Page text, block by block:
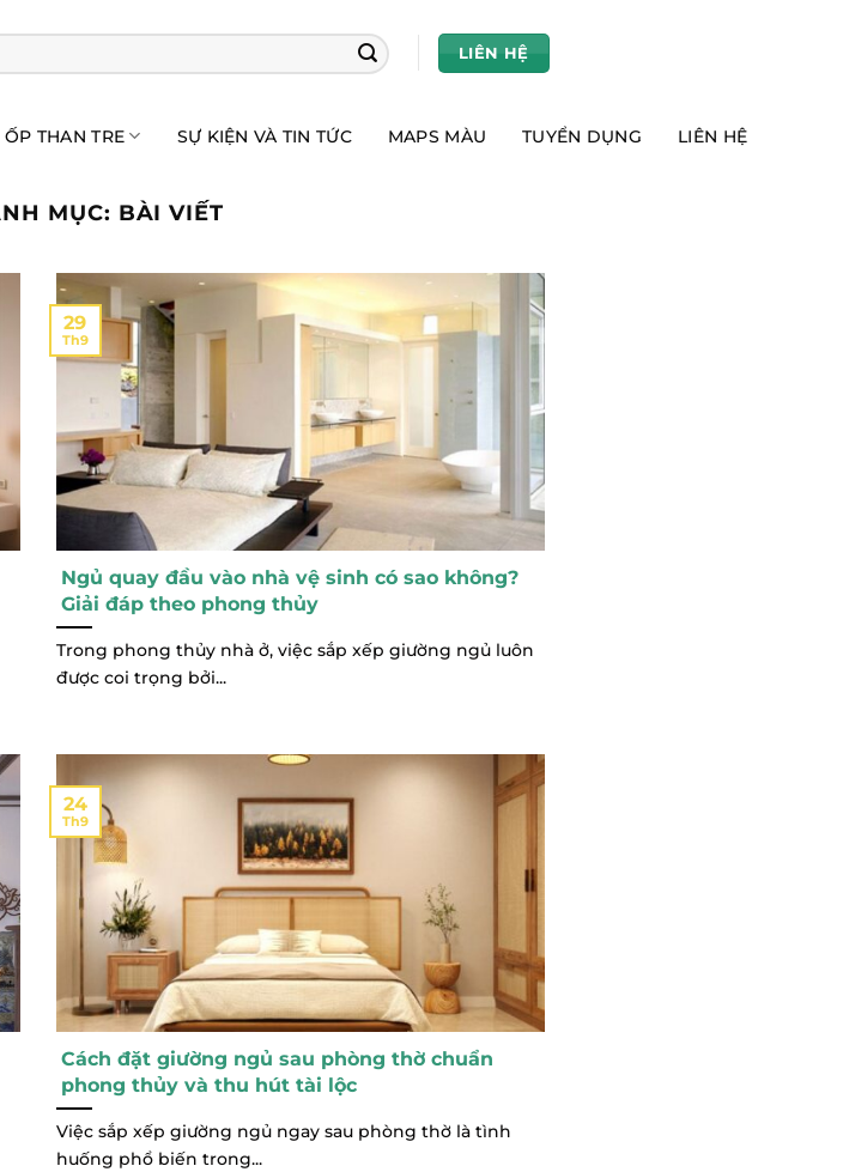
LIÊN HỆ
THAN TRE SỰ KIỆN VÀ TIN TỨC MAPS MÀU TUYỂN DỤNG LIÊN HỆ
MỤC: BÀI VIẾT
Ngủ quay đầu vào nhà vệ sinh có sao không?
Giải đáp theo phong thủy
Trong phong thủy nhà ở, việc sắp xếp giường ngủ luôn
được coi trọng bởi...
29
Th9
Cách đặt giường ngủ sau phòng thờ chuẩn
phong thủy và thu hút tài lộc
Việc sắp xếp giường ngủ ngay sau phòng thờ là tình
huống phổ biến trong...
24
Th9